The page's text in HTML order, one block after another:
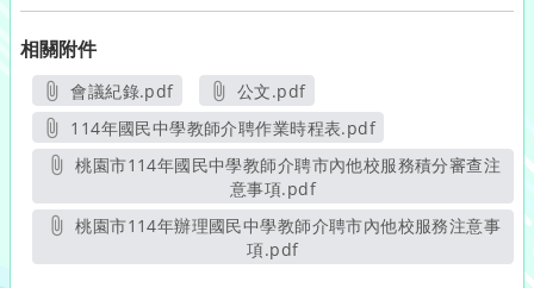
相關附件
會議紀錄.pdf
另開新視窗
公文.pdf
另開新視窗
114年國民中學教師介聘作業時程表.pdf
另開新視窗
桃園市114年國民中學教師介聘市內他校服務積分審查注
意事項.pdf另開新視窗
桃園市114年辦理國民中學教師介聘市內他校服務注意事
項.pdf另開新視窗